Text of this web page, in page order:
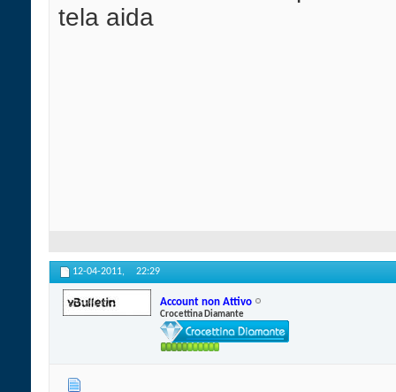
tela aida
12-04-2011, 22:29
Account non Attivo
Crocettina Diamante